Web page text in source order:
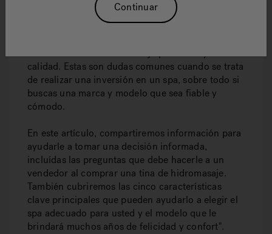
Si está planeando comprar una tina de
hidromasaje, es posible que desee saber cuáles
entre una tina de hidromasaje promedio y una de
calidad. Estas son dudas comunes cuando se trata
de realizar una inversión en un spa, sobre todo si
buscas una marca y modelo que sea fiable y
cómodo.
En este artículo, compartiremos información para
ayudarle a tomar una decisión informada,
incluídas las preguntas que debe hacerle a un
vendedor al comprar una tina de hidromasaje.
También cubriremos las cinco características
clave principales que pueden ayudarlo a elegir el
spa adecuado para usted y el modelo que le
brindará muchos años de felicidad y confort".
Continuar